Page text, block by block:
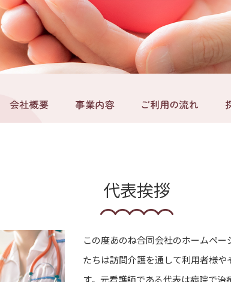
代表挨拶
この度あのね合同会社のホームペ
たちは訪問介護を通して利用者様
す。元看護師である代表は病院で治